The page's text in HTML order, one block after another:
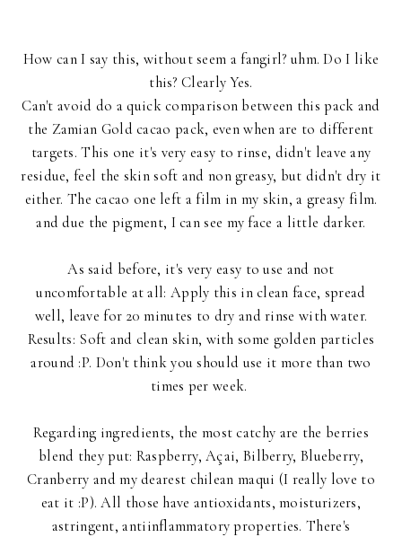
How can I say this, without seem a fangirl? uhm. Do I like
this? Clearly Yes.
Can't avoid do a quick comparison between this pack and
the Zamian Gold cacao pack, even when are to different
targets. This one it's very easy to rinse, didn't leave any
residue, feel the skin soft and non greasy, but didn't dry it
either. The cacao one left a film in my skin, a greasy film.
and due the pigment, I can see my face a little darker.
As said before, it's very easy to use and not
uncomfortable at all: Apply this in clean face, spread
well, leave for 20 minutes to dry and rinse with water.
Results: Soft and clean skin, with some golden particles
around :P. Don't think you should use it more than two
times per week.
Regarding ingredients, the most catchy are the berries
blend they put: Raspberry, Açai, Bilberry, Blueberry,
Cranberry and my dearest chilean maqui (I really love to
eat it :P). All those have antioxidants, moisturizers,
astringent, antiinflammatory properties. There's